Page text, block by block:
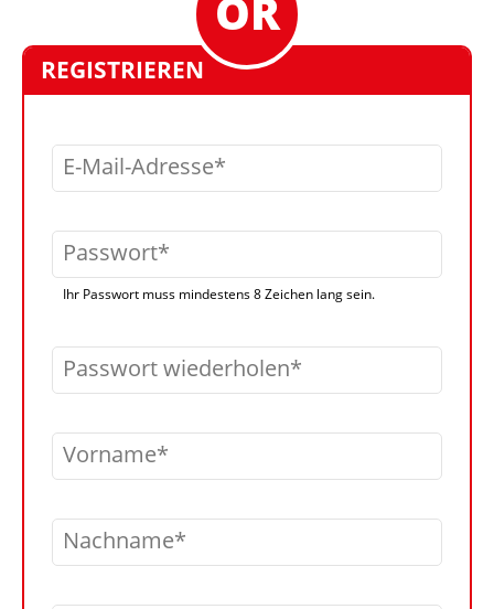
REGISTRIEREN
E-Mail-Adresse
Passwort
Ihr Passwort muss mindestens 8 Zeichen lang sein.
Passwort wiederholen
Vorname
Nachname